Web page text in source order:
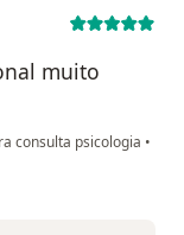
muito
consulta psicologia •